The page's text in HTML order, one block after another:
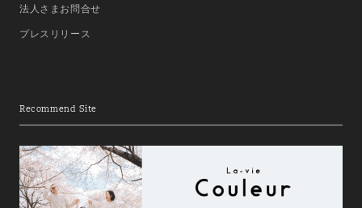
法人さまお問合せ
プレスリリース
Recommend Site